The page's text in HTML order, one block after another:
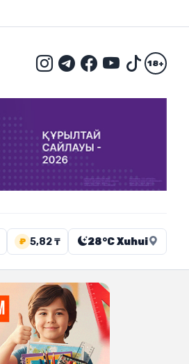
18+
₽ 5,82 ₸ 28°C Xuhui